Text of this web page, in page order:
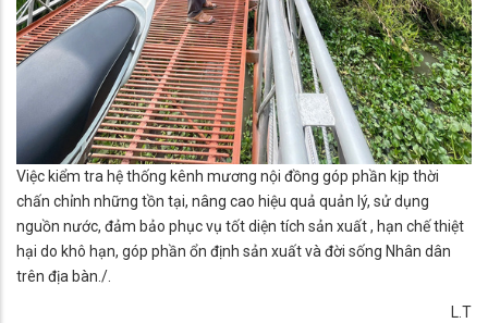
Việc kiểm tra hệ thống kênh mương nội đồng góp phần kịp thời
chấn chỉnh những tồn tại, nâng cao hiệu quả quản lý, sử dụng
nguồn nước, đảm bảo phục vụ tốt diện tích sản xuất , hạn chế thiệt
hại do khô hạn, góp phần ổn định sản xuất và đời sống Nhân dân
trên địa bàn./.
L.T